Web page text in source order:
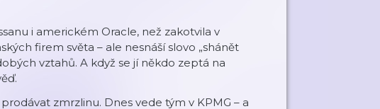
i americkém Oracle, než zakotvila v
firem světa – ale nesnáší slovo „shánět
vztahů. A když se jí někdo zeptá na
zmrzlinu. Dnes vede tým v KPMG – a